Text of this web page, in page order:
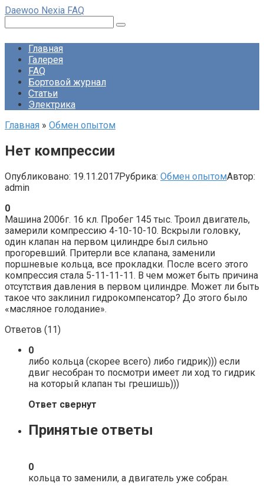
Перейти
контенту
Daewoo Nexia FAQ
Главная
Галерея
FAQ
Бортовой журнал
Статьи
Электрика
Главная » Обмен опытом
Нет компрессии
Опубликовано: 19.11.2017Рубрика: Обмен опытомАвтор:
admin
0
Машина 2006г. 16 кл. Пробег 145 тыс. Троил двигатель,
замерили компрессию 4-10-10-10. Вскрыли головку,
один клапан на первом цилиндре был сильно
прогоревший. Притерли все клапана, заменили
поршневые кольца, все прокладки. После всего этого
компрессия стала 5-11-11-11. В чем может быть причина
отсутствия давления в первом цилиндре. Может ли быть
такое что заклинил гидрокомпенсатор? До этого было
«масляное голодание».
Ответов (11)
0
либо кольца (скорее всего) либо гидрик))) если
двиг несобран то посмотри имеет ли ход то гидрик
на который клапан ты грешишь)))
Ответ свернут
Принятые ответы
0
кольца то заменили, а двигатель уже собран.